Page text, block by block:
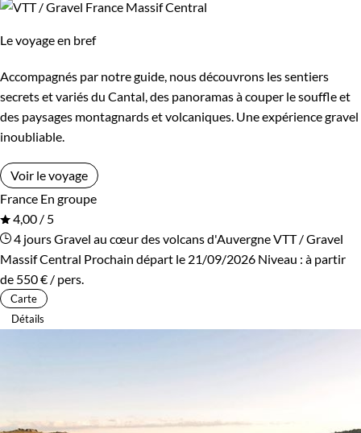
Le voyage en bref
Accompagnés par notre guide, nous découvrons les sentiers
secrets et variés du Cantal, des panoramas à couper le souffle et
des paysages montagnards et volcaniques. Une expérience gravel
inoubliable.
Voir le voyage
France En groupe
4,00 / 5
4 joursGravel au cœur des volcans d'AuvergneVTT / Gravel
Massif Central Prochain départ le 21/09/2026 Niveau : à partir
de 550 € / pers.
Carte
Détails